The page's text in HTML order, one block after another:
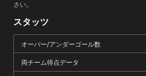
さい。
スタッツ
オーバー/アンダーゴール数
両チーム得点データ